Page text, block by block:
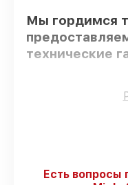
Мы гордимся
технические
проходят
ежегодную
Есть вопросы